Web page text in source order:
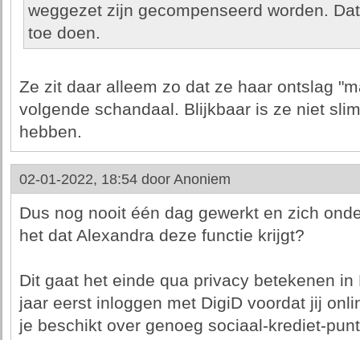
weggezet zijn gecompenseerd worden.
toe doen.
Ze zit daar alleem zo dat ze haar ontslag
volgende schandaal. Blijkbaar is ze niet
hebben.
02-01-2022, 18:54 door Anoniem
Dus nog nooit één dag gewerkt en zich
het dat Alexandra deze functie krijgt?
Dit gaat het einde qua privacy betekenen
jaar eerst inloggen met DigiD voordat jij
je beschikt over genoeg sociaal-krediet-